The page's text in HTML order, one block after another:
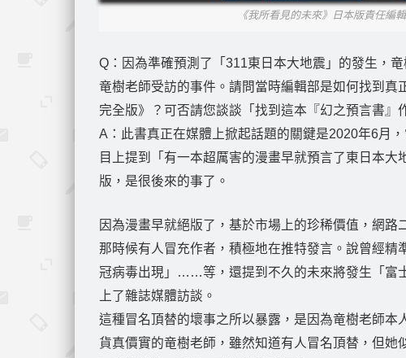
《我所看見的未來》日本版責任編
Q：因為準確預測了「311東日本大地震」的發生，
竜樹老師受訪的事件。請問當時編輯部是如何找到
完全版》？可否請您談談「找到這本『幻之預言書』
A：此書真正在媒體上掀起話題的關鍵是2020年6月
目上提到「有一本超厲害的漫畫早就預言了東日本
版，是很後來的事了。
因為漫畫早就絕版了，基於市場上的珍稀價值，網路
那時候有人冒充作者，積極地在推特發言。說曾經
冠病毒出現」……等，還提到不久的未來將發生「富
上了雜誌媒體訪談。
這種冒名頂替的壞事之所以暴露，是因為竜樹老師本
貨真價實的竜樹老師，雖然知道有人冒名頂替，但